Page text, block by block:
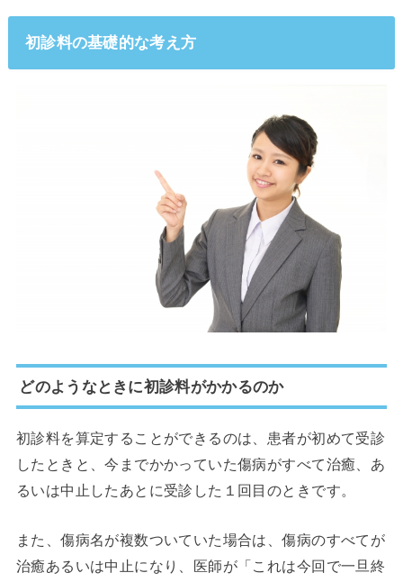
初診料の基礎的な考え方
どのようなときに初診料がかかるのか
初診料を算定することができるのは、患者が初めて受診
したときと、今までかかっていた傷病がすべて治癒、あ
るいは中止したあとに受診した１回目のときです。
また、傷病名が複数ついていた場合は、傷病のすべてが
治癒あるいは中止になり、医師が「これは今回で一旦終